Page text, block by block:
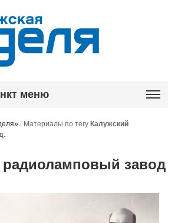
меню
/ Материалы по тегу Калужский
:
радиоламповый завод